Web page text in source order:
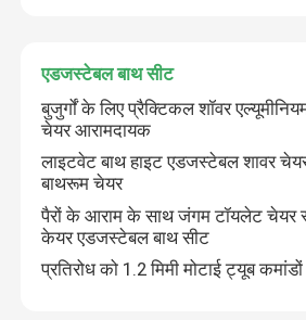
एडजस्टेबल बाथ सीट
बुजुर्गों के लिए प्रैक्टिकल शॉवर
चेयर आरामदायक
लाइटवेट बाथ हाइट एडजस्टेबल शावर
बाथरूम चेयर
पैरों के आराम के साथ जंगम टॉयलेट चेयर
केयर एडजस्टेबल बाथ सीट
प्रतिरोध को 1.2 मिमी मोटाई ट्यूब